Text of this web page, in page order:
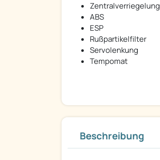
Zentralverriegelung
ABS
ESP
Rußpartikelfilter
Servolenkung
Tempomat
Beschreibung